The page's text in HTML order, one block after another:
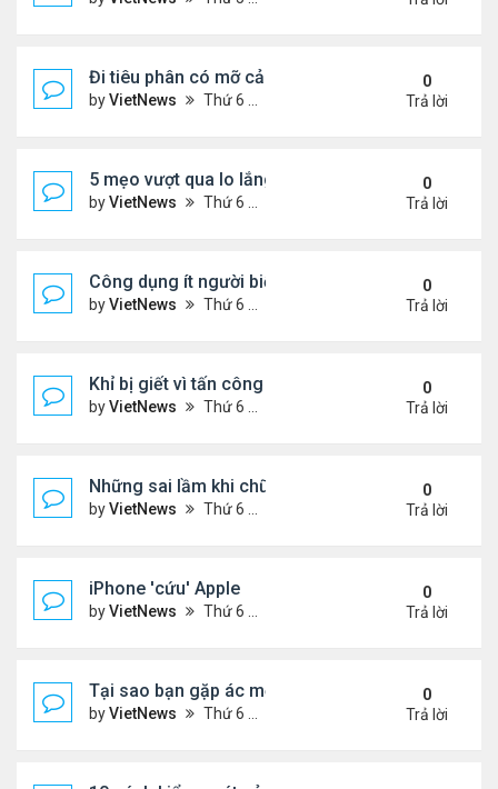
Đi tiêu phân có mỡ cảnh báo nguy cơ bệnh tật
byVietNews Thứ 6 Tháng 7 29, 2022 5:15 pm
0
Trả lời
5 mẹo vượt qua lo lắng trong thời kỳ lạm phát
byVietNews Thứ 6 Tháng 7 29, 2022 5:12 pm
0
Trả lời
Công dụng ít người biết của dầu ô liu
byVietNews Thứ 6 Tháng 7 29, 2022 1:42 pm
0
Trả lời
Khỉ bị giết vì tấn công 56 người
byVietNews Thứ 6 Tháng 7 29, 2022 1:39 pm
0
Trả lời
Những sai lầm khi chữa ho tại nhà
byVietNews Thứ 6 Tháng 7 29, 2022 12:39 pm
0
Trả lời
iPhone 'cứu' Apple
byVietNews Thứ 6 Tháng 7 29, 2022 11:43 am
0
Trả lời
Tại sao bạn gặp ác mộng trong giấc ngủ?
byVietNews Thứ 6 Tháng 7 29, 2022 10:47 am
0
Trả lời